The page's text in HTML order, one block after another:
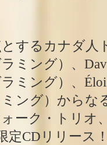
するカナダ人
ミング）、
ミング）、
ング）からな
ーク・トリオ
定CDリリース